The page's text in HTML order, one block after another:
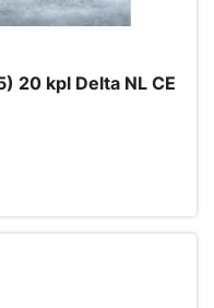
20 kpl Delta NL CE